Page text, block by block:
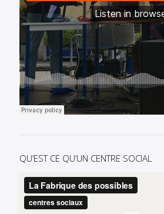
QU’EST CE QU’UN CENTRE SOCIAL
Lecteur
vidéo